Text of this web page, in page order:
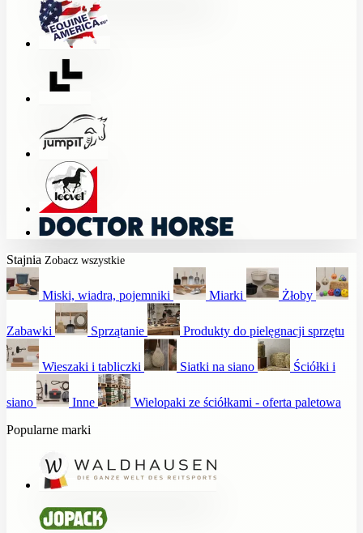
Stajnia Zobacz wszystkie
Miski, wiadra, pojemniki Miarki Żłoby
Zabawki Sprzątanie Produkty do pielęgnacji sprzętu
Wieszaki i tabliczki Siatki na siano Ściółki i
siano Inne
Wielopaki ze ściółkami - oferta paletowa
Popularne marki